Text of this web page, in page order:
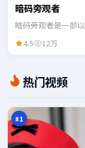
暗码旁观者
暗码旁观者是一部
4.5 12万
热门视频
#1
梧
之 98